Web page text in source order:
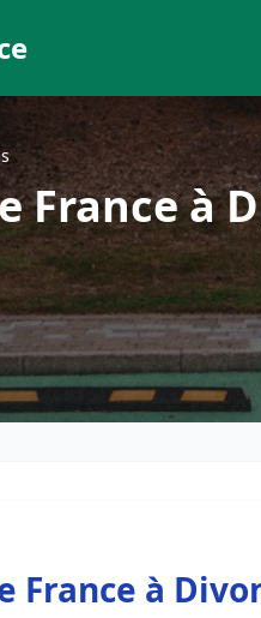
France à
France à